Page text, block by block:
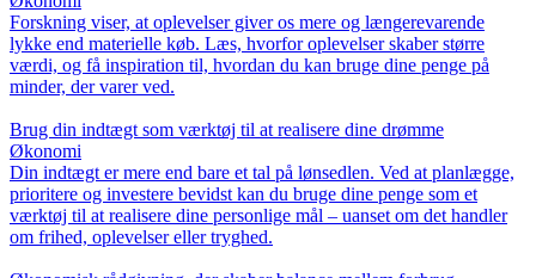
Forskning viser, at oplevelser giver os mere og længerevarende
lykke end materielle køb. Læs, hvorfor oplevelser skaber større
værdi, og få inspiration til, hvordan du kan bruge dine penge på
minder, der varer ved.
Brug din indtægt som værktøj til at realisere dine drømme
Økonomi
Din indtægt er mere end bare et tal på lønsedlen. Ved at planlægge,
prioritere og investere bevidst kan du bruge dine penge som et
værktøj til at realisere dine personlige mål – uanset om det handler
om frihed, oplevelser eller tryghed.